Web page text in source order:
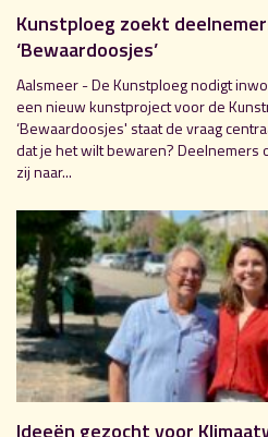
Kunstploeg zoekt
‘Bewaardoosjes’
Aalsmeer - De Kunstploeg nodigt
een nieuw kunstproject voor de
‘Bewaardoosjes' staat de vraag
dat je het wilt bewaren? Deelnemers
zij naar...
Ideeën gezocht voor